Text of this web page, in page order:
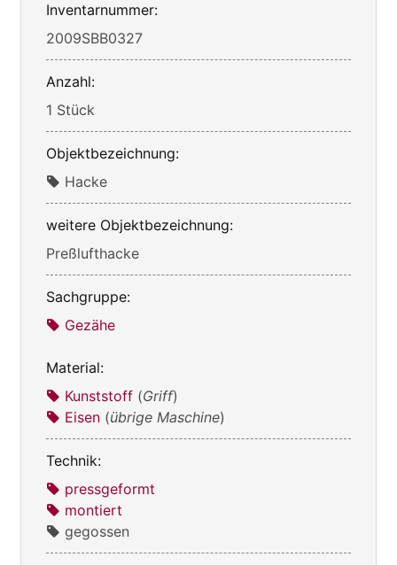
Inventarnummer:
2009SBB0327
Anzahl:
1 Stück
Objektbezeichnung:
Hacke
weitere Objektbezeichnung:
Preßlufthacke
Sachgruppe:
Gezähe
Material:
Kunststoff (Griff)
Eisen (übrige Maschine)
Technik:
pressgeformt
montiert
gegossen